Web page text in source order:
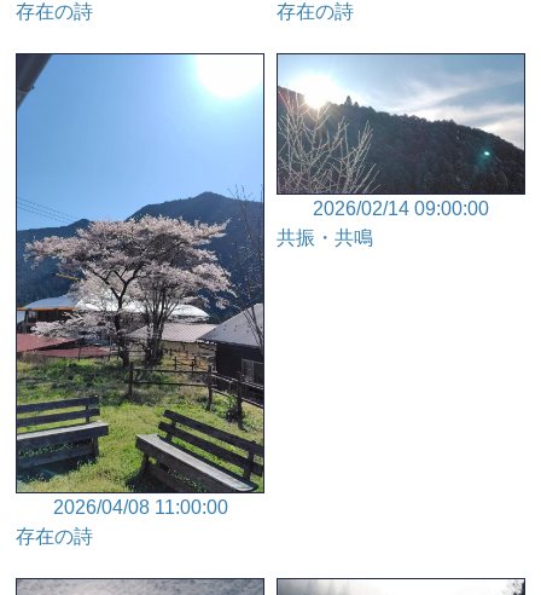
存在の詩
存在の詩
2026/04/08 11:00:00
存在の詩
2026/02/14 09:00:00
共振・共鳴